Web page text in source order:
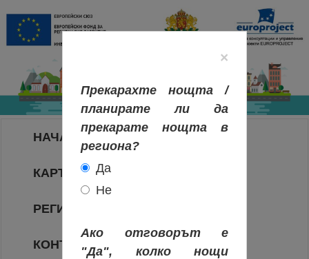
НАЧАЛО
КАРТА НА РЕГИОНИТЕ
РЕГИОНИ
КОНТАКТИ
×
Прекарахте нощта /
планирате ли да
прекарате нощта в
региона?
Да
Не
Ако отговорът е
"Да", колко нощи